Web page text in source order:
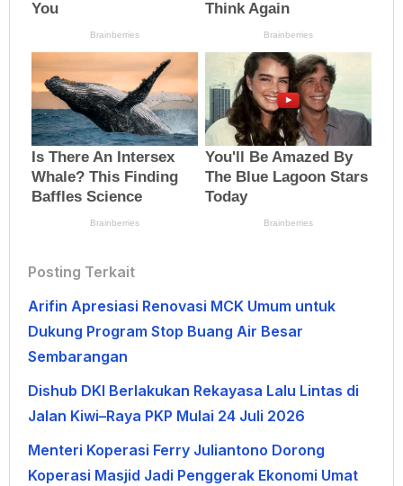
Posting Terkait
Arifin Apresiasi Renovasi MCK Umum untuk
Dukung Program Stop Buang Air Besar
Sembarangan
Dishub DKI Berlakukan Rekayasa Lalu Lintas di
Jalan Kiwi–Raya PKP Mulai 24 Juli 2026
Menteri Koperasi Ferry Juliantono Dorong
Koperasi Masjid Jadi Penggerak Ekonomi Umat